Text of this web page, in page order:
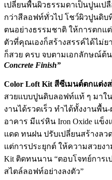
เปลี่ยนพื้นผิวธรรมดาเป็นปูนเ
กว่าสีลอฟท์ทั่วไป โชว์ผิวปูนดิบ
ตนอย่างธรรมชาติ ให้การตกแ
ตัวที่คุณเองก็สร้างสรรค์ได้ไม่ยา
ก็สวย ครบ จบตามเอกลักษณ์ต้
Concrete Finish”
Color Loft Kit สีซีเมนต์ตกแต่ง
สวยแบบปูนดิบลอฟท์แท้ ๆ มาใ
งานได้รวดเร็ว ทำได้ทั้งงานพื้
อาคาร มีแร่หิน Iron Oxide แ
แดด ทนฝน ปรับเปลี่ยนสร้างล
แต่การประยุกต์ ให้ความสวยง
Kit ติดทนนาน “ตอบโจทย์การ
สไตล์ลอฟท์อย่างลงตัว”